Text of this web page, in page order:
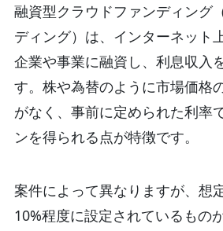
融資型クラウドファンディング
ディング）は、インターネット
企業や事業に融資し、利息収入
す。株や為替のように市場価格
がなく、事前に定められた利率
ンを得られる点が特徴です。
案件によって異なりますが、想
10%程度に設定されているもの